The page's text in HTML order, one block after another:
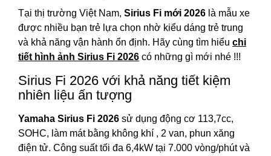
Tại thị trường Việt Nam, Sirius Fi mới 2026 là mẫu xe
được nhiều bạn trẻ lựa chọn nhờ kiểu dáng trẻ trung
và khả năng vận hành ổn định. Hãy cùng tìm hiểu chi
tiết hình ảnh Sirius Fi 2026 có những gì mới nhé !!!
Sirius Fi 2026 với khả năng tiết kiệm
nhiên liệu ấn tượng
Yamaha Sirius Fi 2026 sử dụng động cơ 113,7cc,
SOHC, làm mát bằng không khí , 2 van, phun xăng
điện tử. Công suất tối đa 6,4kW tại 7.000 vòng/phút và